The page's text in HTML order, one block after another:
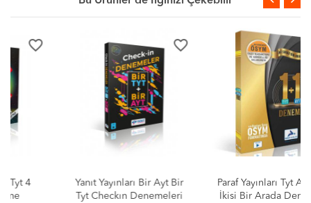
favorite_border
Yanıt Yayınları Bir Ayt Bir
Tyt Checkın Denemeleri
favorite_border
Paraf Yayınları Tyt Ayt 1+1
İkisi Bir Arada Denemesi